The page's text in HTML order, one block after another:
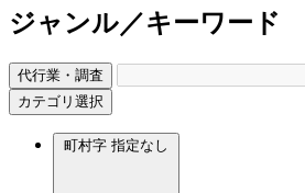
ジャンル／キーワード
代行業・調査
カテゴリ選択
町村字 指定なし